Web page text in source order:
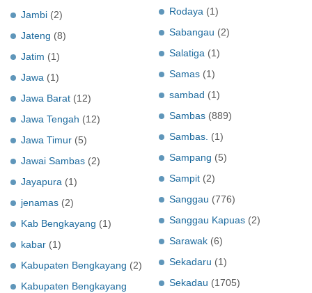
Jambi (2)
Jateng (8)
Jatim (1)
Jawa (1)
Jawa Barat (12)
Jawa Tengah (12)
Jawa Timur (5)
Jawai Sambas (2)
Jayapura (1)
jenamas (2)
Kab Bengkayang (1)
kabar (1)
Kabupaten Bengkayang (2)
Kabupaten Bengkayang
Rodaya (1)
Sabangau (2)
Salatiga (1)
Samas (1)
sambad (1)
Sambas (889)
Sambas. (1)
Sampang (5)
Sampit (2)
Sanggau (776)
Sanggau Kapuas (2)
Sarawak (6)
Sekadaru (1)
Sekadau (1705)